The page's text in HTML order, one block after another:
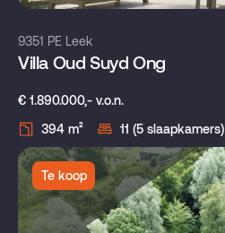
9351 PE Leek
Villa Oud Suyd Ong
€ 1.890.000,- v.o.n.
394 m²
11 (5 slaapkamers)
Te koop